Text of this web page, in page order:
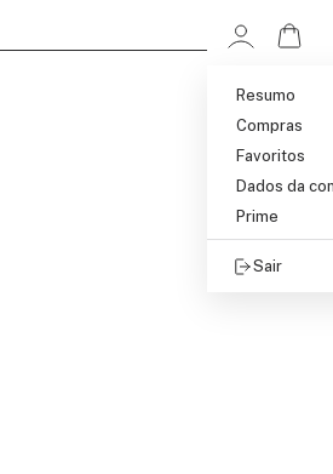
Resumo
Compras
Favoritos
Dados da
Prime
Sair
Ir